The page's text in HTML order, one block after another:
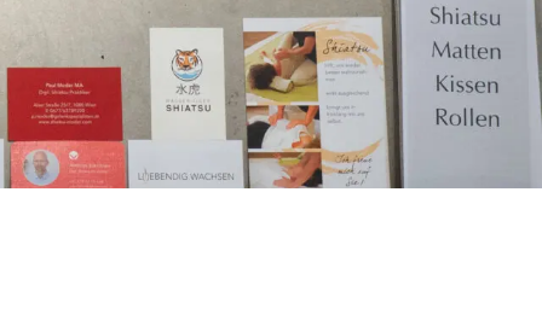
in